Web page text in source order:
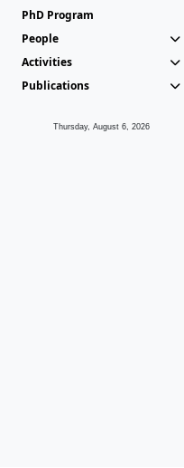
PhD Program
People
Activities
Publications
Thursday, August 6, 2026